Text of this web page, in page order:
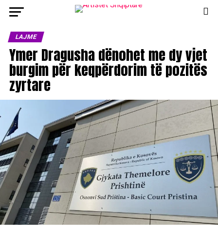
LAJME
Ymer Dragusha dënohet me dy vjet
burgim për keqpërdorim të pozitës
zyrtare